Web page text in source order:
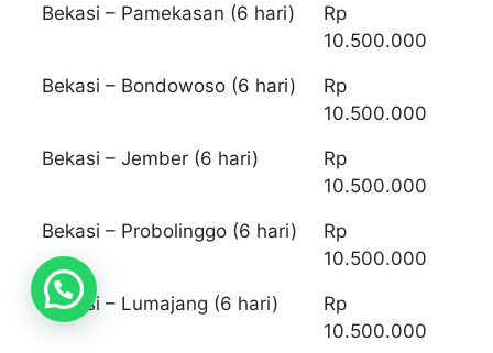
Bekasi – Pamekasan (6 hari)
Rp
10.500.000
Bekasi – Bondowoso (6 hari)
Rp
10.500.000
Bekasi – Jember (6 hari)
Rp
10.500.000
Bekasi – Probolinggo (6 hari)
Rp
10.500.000
Bekasi – Lumajang (6 hari)
Rp
10.500.000